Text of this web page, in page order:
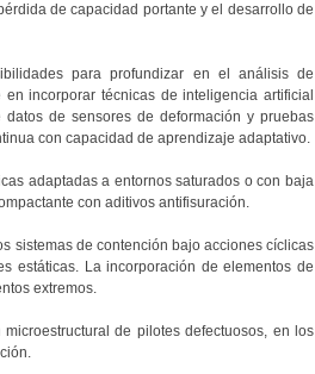
de capacidad portante y el desarrollo de
para profundizar en el análisis de
incorporar técnicas de inteligencia artificial
de sensores de deformación y pruebas
con capacidad de aprendizaje adaptativo.
adaptadas a entornos saturados o con baja
con aditivos antifisuración.
sistemas de contención bajo acciones cíclicas
estáticas. La incorporación de elementos de
extremos.
de pilotes defectuosos, en los